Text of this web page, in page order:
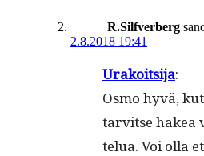
R.Silfverberg
2.8.2018 19:41
Urakoit­si­ja:
Osmo hyvä,
tarvitse hakea
telua. Voi olla